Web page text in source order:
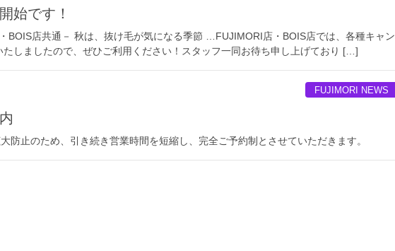
始です！
共通－ 秋は、抜け毛が気になる季節 …FUJIMORI店・BOIS店では、各種キャン
しましたので、ぜひご利用ください！スタッフ一同お待ち申し上げており […]
FUJIMORI NEWS
防止のため、引き続き営業時間を短縮し、完全ご予約制とさせていただきます。